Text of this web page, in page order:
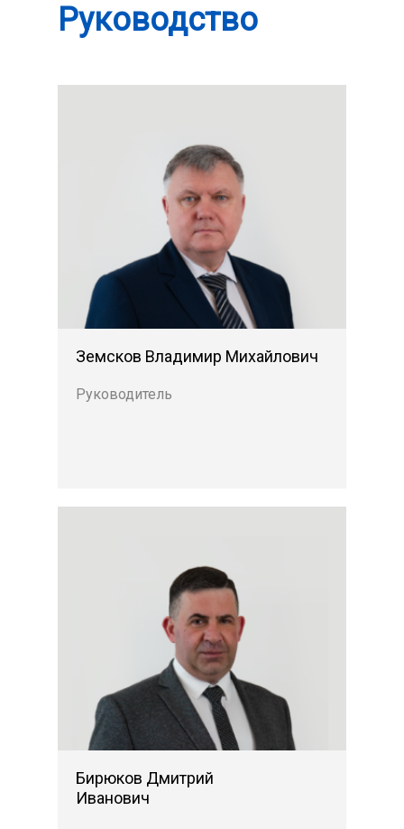
Мисс и Мистер БИТИ НИЯУ МИФИ – 2025!
Previous
Руководство
Земсков Владимир Михайлович
Руководитель
Бирюков Дмитрий
Иванович